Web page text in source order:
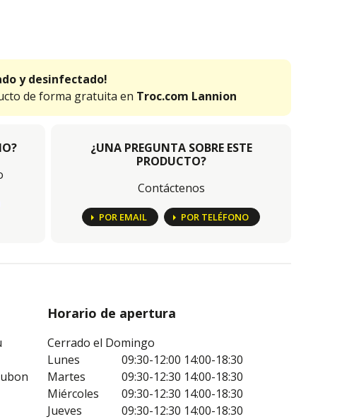
y desinfectado!
de forma gratuita en Troc.com Lannion
¿UNA PREGUNTA SOBRE ESTE
PRODUCTO?
Contáctenos
POR EMAIL POR TELÉFONO
Horario de apertura
Cerrado el Domingo
Lunes
09:30-12:00 14:00-18:30
Martes
09:30-12:30 14:00-18:30
Miércoles
09:30-12:30 14:00-18:30
Jueves
09:30-12:30 14:00-18:30